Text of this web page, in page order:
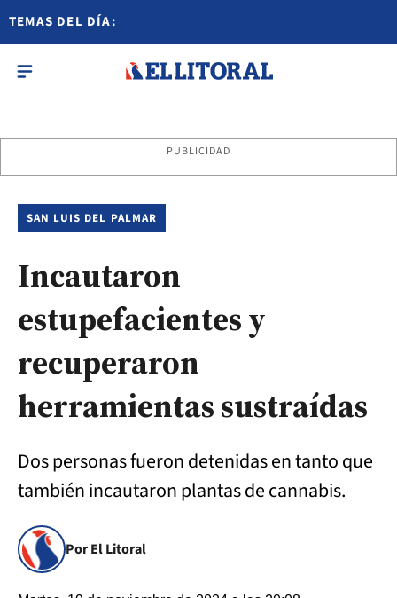
TEMAS DEL DÍA:
PUBLICIDAD
SAN LUIS DEL PALMAR
Incautaron
estupefacientes y
recuperaron
herramientas sustraídas
Dos personas fueron detenidas en tanto que
también incautaron plantas de cannabis.
Por El Litoral